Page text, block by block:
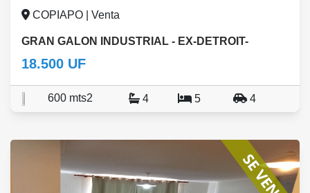
COPIAPO | Venta
GRAN GALON INDUSTRIAL - EX-DETROIT-
18.500 UF
600 mts2 4 5 4